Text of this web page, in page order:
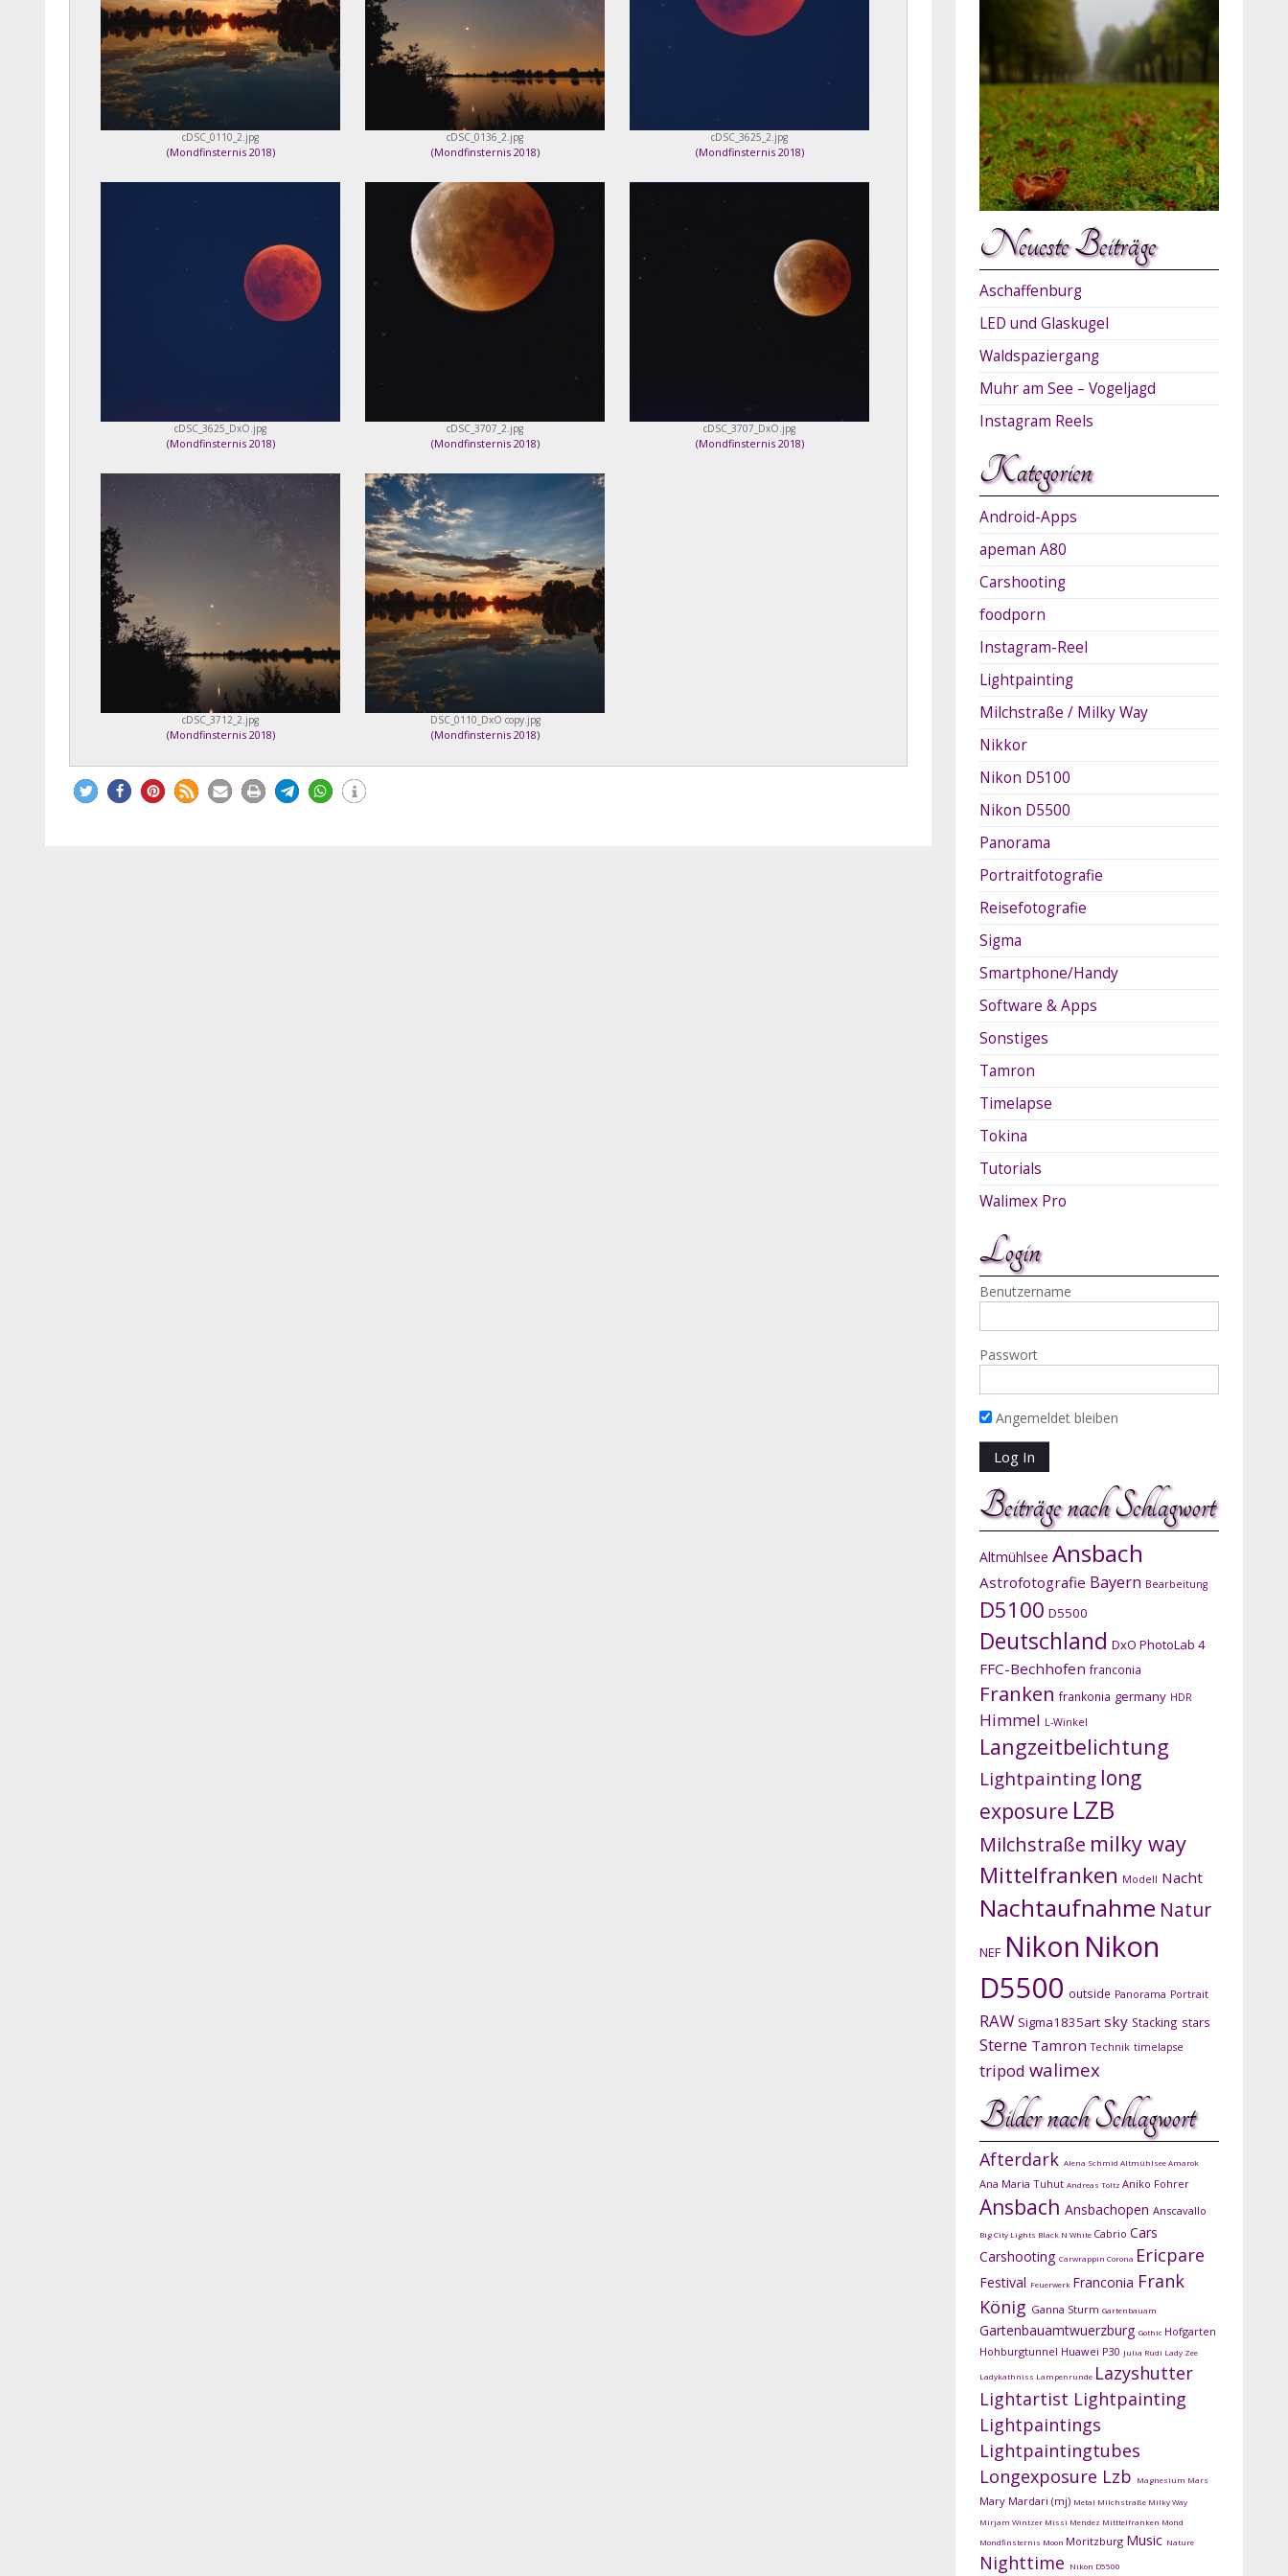
cDSC_0110_2.jpg
(Mondfinsternis 2018)
cDSC_0136_2.jpg
(Mondfinsternis 2018)
cDSC_3625_2.jpg
(Mondfinsternis 2018)
cDSC_3625_DxO.jpg
(Mondfinsternis 2018)
cDSC_3707_2.jpg
(Mondfinsternis 2018)
cDSC_3707_DxO.jpg
(Mondfinsternis 2018)
cDSC_3712_2.jpg
(Mondfinsternis 2018)
DSC_0110_DxO copy.jpg
(Mondfinsternis 2018)
Neueste Beiträge
Aschaffenburg
LED und Glaskugel
Waldspaziergang
Muhr am See – Vogeljagd
Instagram Reels
Kategorien
Android-Apps
apeman A80
Carshooting
foodporn
Instagram-Reel
Lightpainting
Milchstraße / Milky Way
Nikkor
Nikon D5100
Nikon D5500
Panorama
Portraitfotografie
Reisefotografie
Sigma
Smartphone/Handy
Software & Apps
Sonstiges
Tamron
Timelapse
Tokina
Tutorials
Walimex Pro
Login
Benutzername
Passwort
Angemeldet bleiben
Beiträge nach Schlagwort
Altmühlsee Ansbach
Astrofotografie Bayern Bearbeitung
D5100 D5500
Deutschland DxO PhotoLab 4
FFC-Bechhofen franconia
Franken frankonia germany HDR
Himmel L-Winkel
Langzeitbelichtung
Lightpainting long
exposure LZB
Milchstraße milky way
Mittelfranken Modell Nacht
Nachtaufnahme Natur
NEF Nikon Nikon
D5500 outside Panorama Portrait
RAW Sigma1835art sky Stacking stars
Sterne Tamron Technik timelapse
tripod walimex
Bilder nach Schlagwort
Afterdark Alena Schmid AltmühlseeAmarok
Ana Maria Tuhut Andreas Toltz Aniko Fohrer
Ansbach Ansbachopen Anscavallo
Big City Lights Black N White Cabrio Cars
Carshooting Carwrappin Corona Ericpare
Festival Feuerwerk Franconia Frank
König Ganna Sturm Gartenbauam
Gartenbauamtwuerzburg Gothic Hofgarten
Hohburgtunnel Huawei P30 Julia Rudi Lady Zee
Ladykathniss Lampenrunde Lazyshutter
Lightartist Lightpainting
Lightpaintings
Lightpaintingtubes
Longexposure Lzb Magnesium Mars
Mary Mardari (mj) Metal Milchstraße Milky Way
Mirjam Wintzer Missi Mendez Mitttelfranken Mond
Mondfinsternis Moon Moritzburg Music Nature
Nighttime Nikon D5500